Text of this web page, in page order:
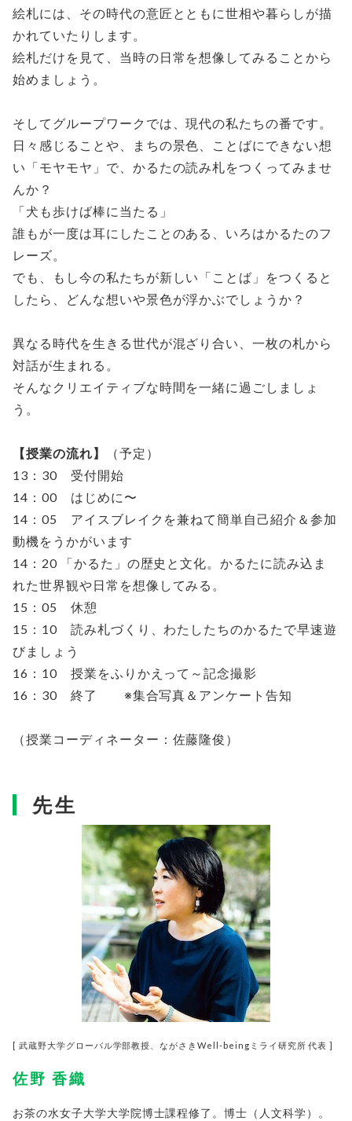
絵札には、その時代の意匠とともに世相や暮らしが描
かれていたりします。
絵札だけを見て、当時の日常を想像してみることから
始めましょう。
そしてグループワークでは、現代の私たちの番です。
日々感じることや、まちの景色、ことばにできない想
い「モヤモヤ」で、かるたの読み札をつくってみませ
んか？
「犬も歩けば棒に当たる」
誰もが一度は耳にしたことのある、いろはかるたのフ
レーズ。
でも、もし今の私たちが新しい「ことば」をつくると
したら、どんな想いや景色が浮かぶでしょうか？
異なる時代を生きる世代が混ざり合い、一枚の札から
対話が生まれる。
そんなクリエイティブな時間を一緒に過ごしましょ
う。
【授業の流れ】
（予定）
13：30 受付開始
14：00 はじめに〜
14：05 アイスブレイクを兼ねて簡単自己紹介＆参加
動機をうかがいます
14：20 「かるた」の歴史と文化。かるたに読み込ま
れた世界観や日常を想像してみる。
15：05 休憩
15：10 読み札づくり、わたしたちのかるたで早速遊
びましょう
16：10 授業をふりかえって～記念撮影
16：30 終了 ※集合写真＆アンケート告知
（授業コーディネーター：佐藤隆俊）
先生
[ 武蔵野大学グローバル学部教授、ながさきWell-beingミライ研究所 代表 ]
佐野 香織
お茶の水女子大学大学院博士課程修了。博士（人文科学）。